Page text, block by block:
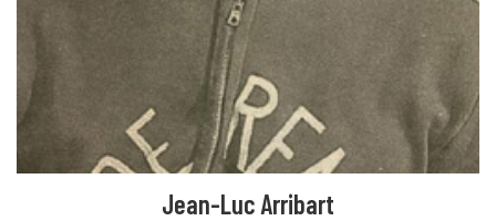
Jean-Luc Arribart